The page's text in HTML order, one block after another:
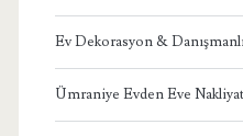
Ev Dekorasyon &
Ümraniye Evden Eve Nakliyat